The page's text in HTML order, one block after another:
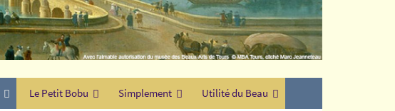
Le Petit Bobu Simplement Utilité du Beau